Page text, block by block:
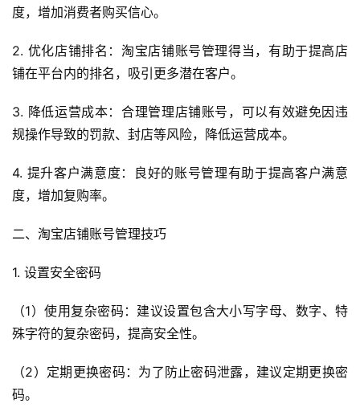
度，增加消费者购买信心。
2. 优化店铺排名：淘宝店铺账号管理得当，有助于提高店
铺在平台内的排名，吸引更多潜在客户。
3. 降低运营成本：合理管理店铺账号，可以有效避免因违
规操作导致的罚款、封店等风险，降低运营成本。
4. 提升客户满意度：良好的账号管理有助于提高客户满意
度，增加复购率。
二、淘宝店铺账号管理技巧
1. 设置安全密码
（1）使用复杂密码：建议设置包含大小写字母、数字、特
殊字符的复杂密码，提高安全性。
（2）定期更换密码：为了防止密码泄露，建议定期更换密
码。